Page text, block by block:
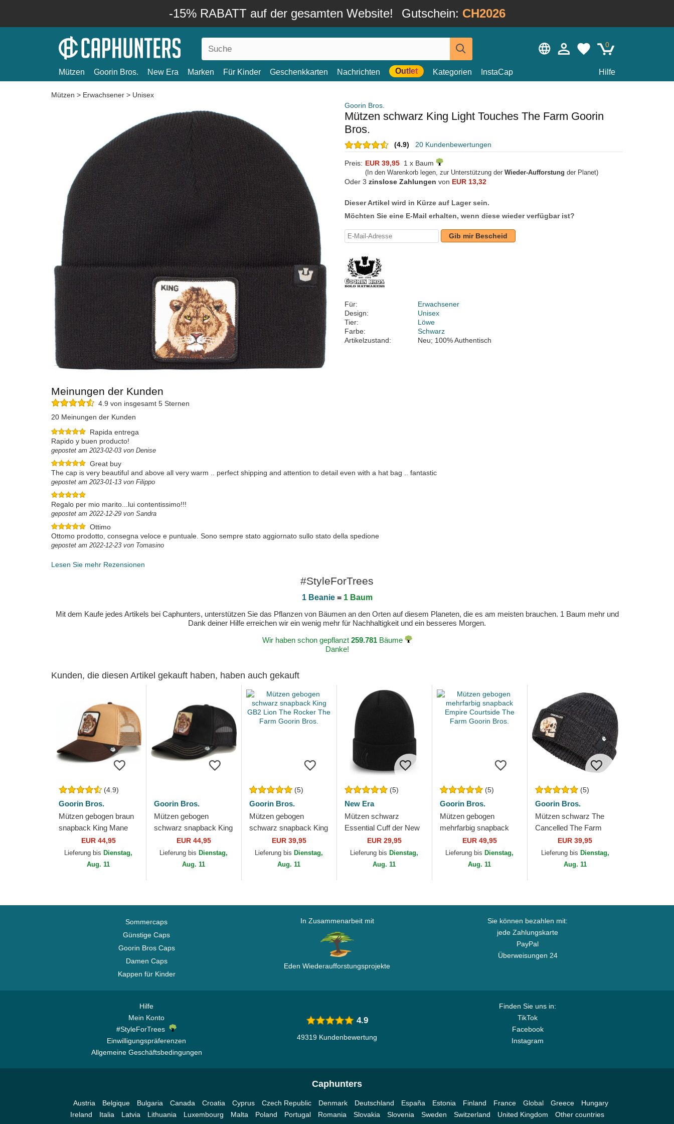
-15% RABATT auf der gesamten Website! Gutschein: CH2026
0
Mützen Goorin Bros. New Era Marken Für Kinder Geschenkkarten Nachrichten Outlet Kategorien InstaCap Hilfe
Mützen > Erwachsener > Unisex
Goorin Bros.
Mützen schwarz King Light Touches The Farm Goorin
Bros.
(4.9) 20 Kundenbewertungen
Preis: EUR 39,95 1 x Baum
(In den Warenkorb legen, zur Unterstützung der Wieder-Aufforstung der Planet)
Oder 3 zinslose Zahlungen von EUR 13,32
Dieser Artikel wird in Kürze auf Lager sein.
Möchten Sie eine E-Mail erhalten, wenn diese wieder verfügbar ist?
Gib mir Bescheid
Für:
Erwachsener
Design:
Unisex
Tier:
Löwe
Farbe:
Schwarz
Artikelzustand:
Neu; 100% Authentisch
Meinungen der Kunden
4.9 von insgesamt 5 Sternen
20 Meinungen der Kunden
Rapida entrega
Rapido y buen producto!
gepostet am 2023-02-03 von Denise
Great buy
The cap is very beautiful and above all very warm .. perfect shipping and attention to detail even with a hat bag .. fantastic
gepostet am 2023-01-13 von Filippo
Regalo per mio marito...lui contentissimo!!!
gepostet am 2022-12-29 von Sandra
Ottimo
Ottomo prodotto, consegna veloce e puntuale. Sono sempre stato aggiornato sullo stato della spedione
gepostet am 2022-12-23 von Tomasino
Lesen Sie mehr Rezensionen
#StyleForTrees
1 Beanie= 1 Baum
Mit dem Kaufe jedes Artikels bei Caphunters, unterstützen Sie das Pflanzen von Bäumen an den Orten auf diesem Planeten, die es am meisten brauchen. 1 Baum mehr und
Dank deiner Hilfe erreichen wir ein wenig mehr für Nachhaltigkeit und ein besseres Morgen.
Wir haben schon gepflanzt 259.781Bäume
Danke!
Kunden, die diesen Artikel gekauft haben, haben auch gekauft
(4.9)
Goorin Bros.
Mützen gebogen braun
snapback King Mane
Man The Farm Goorin
Bros.
EUR 44,95
Lieferung bis Dienstag,
Aug. 11
Goorin Bros.
Mützen gebogen
schwarz snapback King
Golden Suede The
Farm Goorin Bros.
EUR 44,95
Lieferung bis Dienstag,
Aug. 11
(5)
Goorin Bros.
Mützen gebogen
schwarz snapback King
GB2 Lion The Rocker
The Farm Goorin Bros.
EUR 39,95
Lieferung bis Dienstag,
Aug. 11
(5)
New Era
Mützen schwarz
Essential Cuff der New
York Yankees MLB von
New Era
EUR 29,95
Lieferung bis Dienstag,
Aug. 11
(5)
Goorin Bros.
Mützen gebogen
mehrfarbig snapback
Empire Courtside The
Farm Goorin Bros.
EUR 49,95
Lieferung bis Dienstag,
Aug. 11
(5)
Goorin Bros.
Mützen schwarz The
Cancelled The Farm
Goorin Bros.
EUR 39,95
Lieferung bis Dienstag,
Aug. 11
Sommercaps
Günstige Caps
Goorin Bros Caps
Damen Caps
Kappen für Kinder
In Zusammenarbeit mit
Eden Wiederaufforstungsprojekte
Sie können bezahlen mit:
jede Zahlungskarte
PayPal
Überweisungen 24
Hilfe
Mein Konto
#StyleForTrees
Einwilligungspräferenzen
Allgemeine Geschäftsbedingungen
Finden Sie uns in:
TikTok
Facebook
Instagram
4.9
49319 Kundenbewertung
Caphunters
Austria Belgique Bulgaria Canada Croatia Cyprus Czech Republic Denmark Deutschland España Estonia Finland France Global Greece
Hungary
Ireland
Italia Latvia Lithuania Luxembourg Malta Poland Portugal Romania Slovakia Slovenia Sweden Switzerland United Kingdom Other countries